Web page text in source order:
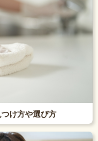
け方や選び方